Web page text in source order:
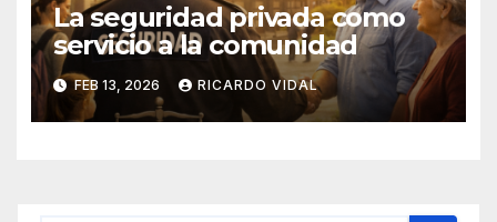
La seguridad privada como
servicio a la comunidad
FEB 13, 2026 RICARDO VIDAL